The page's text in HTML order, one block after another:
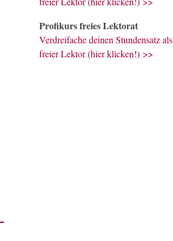
Profikurs freies Lektorat
Verdreifache deinen Stundensatz als
freier Lektor (hier klicken!) >>